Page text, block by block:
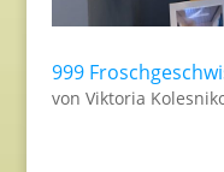
999
von Viktoria